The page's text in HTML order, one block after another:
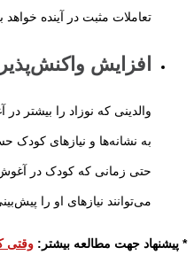
تعاملات مثبت در آینده خواهد
افزایش
والدینی که نوزاد را بیشتر
به نشانه‌ها و نیازهای
حتی زمانی که کودک در آغوش
می‌توانند نیازهای او را
* پیشنهاد جهت مطالعه بیشتر: وقتی